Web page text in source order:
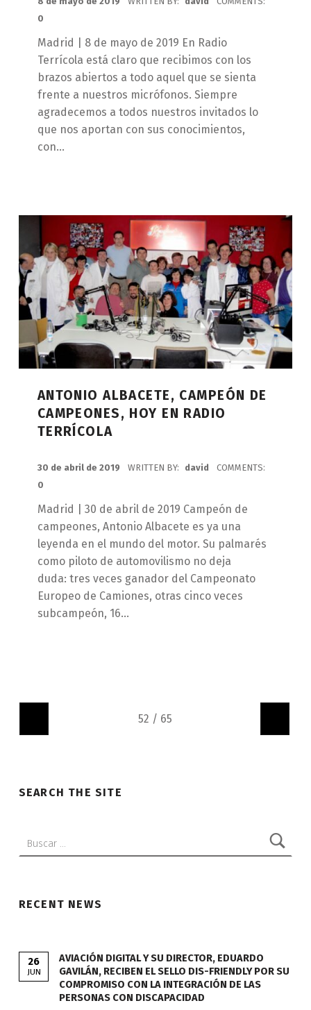
0
Madrid | 8 de mayo de 2019 En Radio
Terrícola está claro que recibimos con los
brazos abiertos a todo aquel que se sienta
frente a nuestros micrófonos. Siempre
agradecemos a todos nuestros invitados lo
que nos aportan con sus conocimientos,
con…
ANTONIO ALBACETE, CAMPEÓN DE
CAMPEONES, HOY EN RADIO
TERRÍCOLA
30 de abril de 2019 WRITTEN BY: david
COMMENTS:
0
Madrid | 30 de abril de 2019 Campeón de
campeones, Antonio Albacete es ya una
leyenda en el mundo del motor. Su palmarés
como piloto de automovilismo no deja
duda: tres veces ganador del Campeonato
Europeo de Camiones, otras cinco veces
subcampeón, 16…
SEARCH THE SITE
RECENT NEWS
26
JUN
AVIACIÓN DIGITAL Y SU DIRECTOR, EDUARDO
GAVILÁN, RECIBEN EL SELLO DIS-FRIENDLY POR SU
COMPROMISO CON LA INTEGRACIÓN DE LAS
PERSONAS CON DISCAPACIDAD